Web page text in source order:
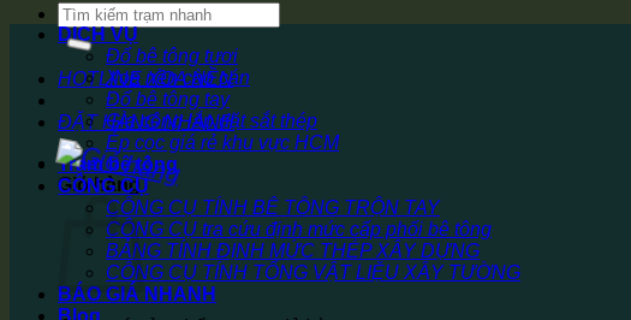
Tìm
kiếm:
HOTLINE XOA NỀN
ĐẶT HÀNG NHANH
Giỏ hàng
DỊCH VỤ
Đổ bê tông tươi
Xoa nền cào cán
Đổ bê tông tay
Gia công lắp đặt sắt thép
Ép cọc giá rẻ khu vực HCM
Trạm bê tông
CÔNG CỤ
CÔNG CỤ TÍNH BÊ TÔNG TRỘN TAY
CÔNG CỤ tra cứu định mức cấp phối bê tông
BẢNG TÍNH ĐỊNH MỨC THÉP XÂY DỰNG
CÔNG CỤ TÍNH TỔNG VẬT LIỆU XÂY TƯỜNG
BÁO GIÁ NHANH
Blog